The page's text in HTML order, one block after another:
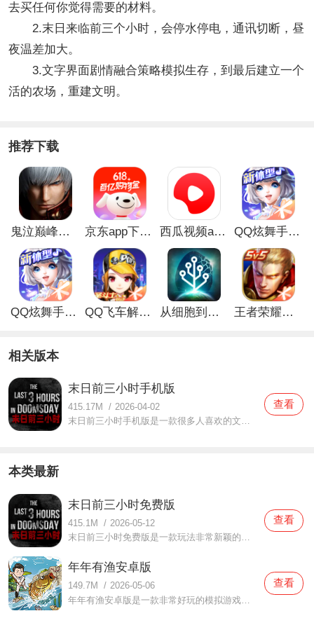
去买任何你觉得需要的材料。
2.末日来临前三个小时，会停水停电，通讯切断，昼
夜温差加大。
3.文字界面剧情融合策略模拟生存，到最后建立一个
活的农场，重建文明。
推荐下载
鬼泣巅峰之战最新破解版 京东app下载安装 西瓜视频app安卓版 QQ炫舞手游破解版
QQ炫舞手游解锁版 QQ飞车解锁版无限钻石最新版 从细胞到奇点手游 王者荣耀无限点券解锁版
相关版本
末日前三小时手机版
415.17M / 2026-04-02
末日前三小时手机版是一款很多人喜欢的文字模拟种田游戏，通过这款末日前三小时手机版玩家将体验到不一样的模拟玩法，在这个只剩下三个小时的世界里，你都会做些什么呢？游戏中也提供了很多有趣的玩法可以任由你们选择，任何玩家都可以轻松来尝试的，难度并不高，还比较放
查看
本类最新
末日前三小时免费版
415.1M / 2026-05-12
查看
年年有渔安卓版
149.7M / 2026-05-06
年年有渔安卓版是一款非常好玩的模拟游戏，这款年年有渔安卓版打造了卡通风格体验，玩家在游戏中都能够轻松进行体验，玩法也是比较轻松的，而你扮演的是一个渔夫，你需要到各个地方去捕捉鱼，只有通过捕捉鱼才能获取利益，任何玩家都能体验，你们都可以来试试这款年年有渔
查看